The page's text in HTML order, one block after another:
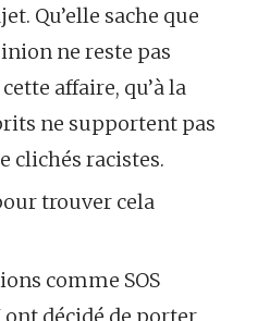
Qu’elle sache que
ne reste pas
affaire, qu’à la
ne supportent pas
clichés racistes.
trouver cela
comme SOS
ont décidé de porter